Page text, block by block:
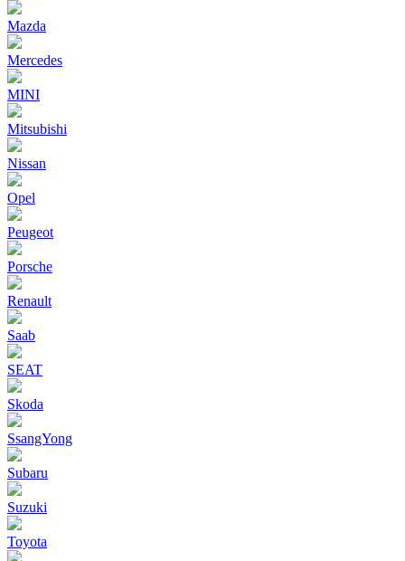
Mazda
Mercedes
MINI
Mitsubishi
Nissan
Opel
Peugeot
Porsche
Renault
Saab
SEAT
Skoda
SsangYong
Subaru
Suzuki
Toyota